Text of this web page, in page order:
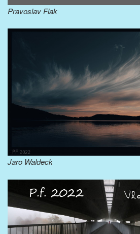
Pravoslav Flak
Jaro Waldeck